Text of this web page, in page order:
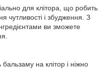
для клітора, що робить
чутливості і збудження. З
ви зможете
бальзаму на клітор і ніжно